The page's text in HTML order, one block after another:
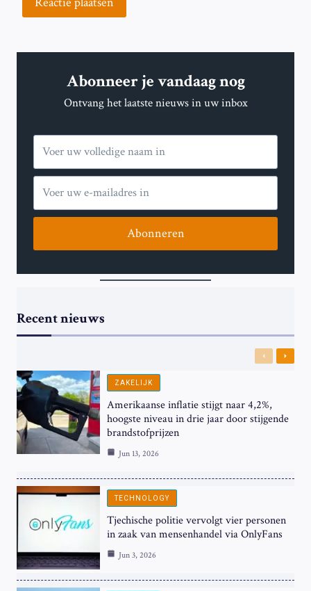
Abonneer je vandaag nog
Ontvang het laatste nieuws in uw inbox
Abonneren
Recent nieuws
Previous
Next
ZAKELIJK
Amerikaanse inflatie stijgt naar 4,2%,
hoogste niveau in drie jaar door stijgende
brandstofprijzen
Jun 13, 2026
TECHNOLOGY
Tjechische politie vervolgt vier personen
in zaak van mensenhandel via OnlyFans
Jun 3, 2026